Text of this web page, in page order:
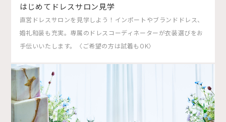
はじめてドレスサロン見学
直営ドレスサロンを見学しよう！インポートやブランドドレス、
婚礼和装も充実。専属のドレスコーディネーターが衣装選びをお
手伝いいたします。〈ご希望の方は試着もOK〉